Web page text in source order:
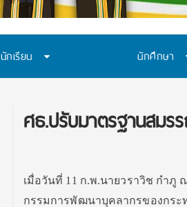
นักเรียน นักศึกษา
ศธ.ปรับมาตรฐานสมร
เมื่อวันที่ 11 ก.พ.นายวราวิช กำภู
กรรมการพัฒนาบุคลากรของกระท